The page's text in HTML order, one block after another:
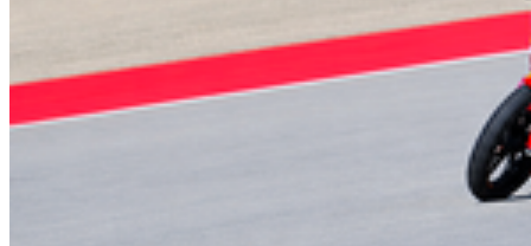
(Aufsichtsbehörde: LAGuS,
Frankendamm 17, 18439 Stralsund)
Kündigungsschutzgesetz
Landesbeamtengesetz M-V